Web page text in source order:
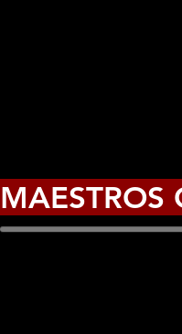
MAESTROS